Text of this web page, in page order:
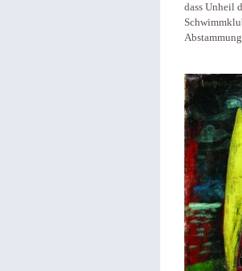
dass Unheil